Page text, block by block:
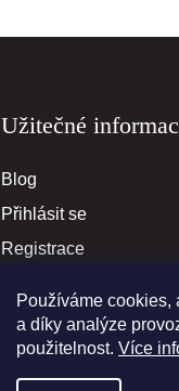
Používáme
a díky analýze
použitelnost. Více
Užitečné
Blog
Přihlásit se
Registrace